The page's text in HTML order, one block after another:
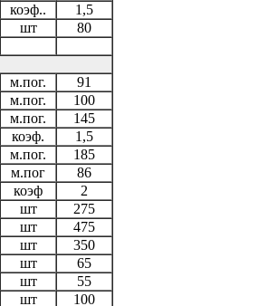
коэф..
1,5
шт
80
м.пог.
91
м.пог.
100
м.пог.
145
коэф.
1,5
м.пог.
185
м.пог
86
коэф
2
шт
275
шт
475
шт
350
шт
65
шт
55
шт 100